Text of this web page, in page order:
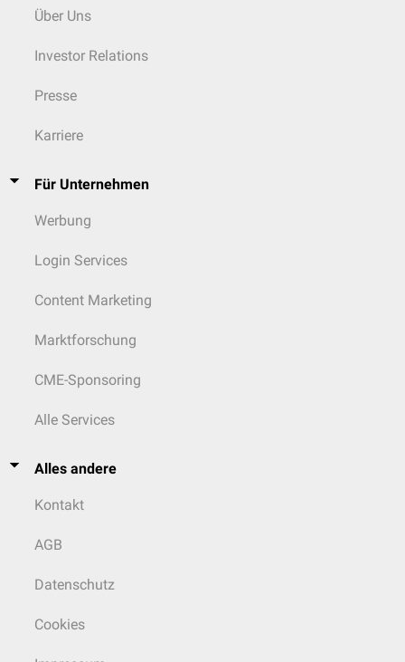
Über Uns
Investor Relations
Presse
Karriere
Für Unternehmen
Werbung
Login Services
Content Marketing
Marktforschung
CME-Sponsoring
Alle Services
Alles andere
Kontakt
AGB
Datenschutz
Cookies